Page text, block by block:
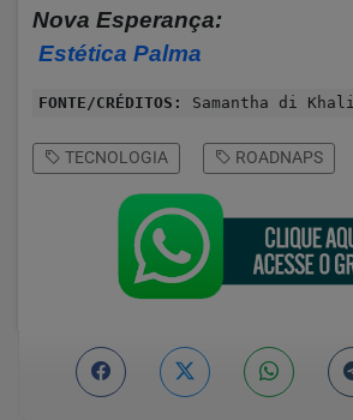
Nova Esperança:
Estética Palma
FONTE/CRÉDITOS: Samantha di Khali
TECNOLOGIA ROADNAPS